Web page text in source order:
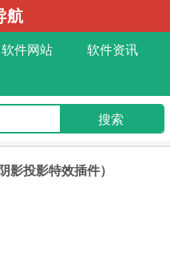
航
软件网站 软件资讯
影投影特效插件）